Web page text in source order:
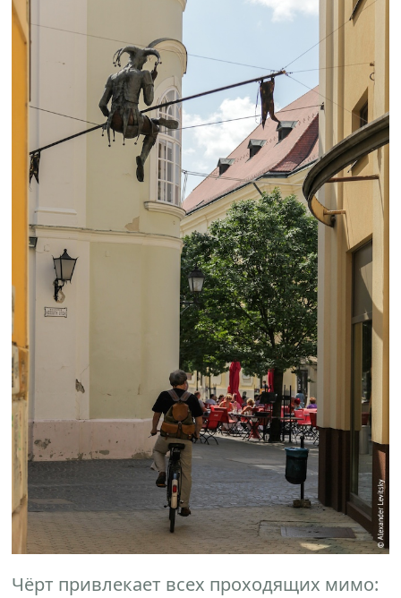
Чёрт привлекает всех проходящих мимо: